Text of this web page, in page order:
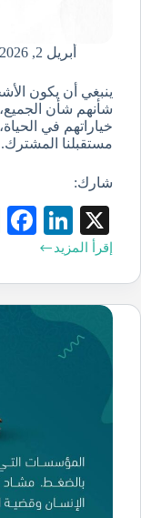
أبريل 2, 2026
ينبغي أن يكون
شأنهم شأن
خياراتهم في
مستقبلنا
شارك:
X
Li
nk
ed
In
إقرأ المزيد